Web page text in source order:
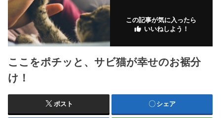
この記事が気に入ったら
いいねしよう！
ここをポチッと、サビ猫が幸せのお裾分
け！
ポスト シェア